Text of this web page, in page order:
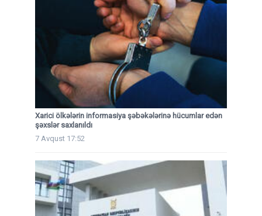
Xarici ölkələrin informasiya şəbəkələrinə hücumlar edən
şəxslər saxlanıldı
7 Avqust 17:52